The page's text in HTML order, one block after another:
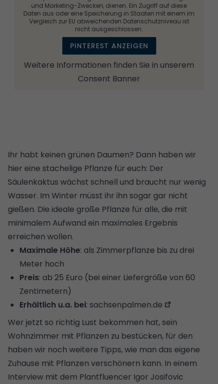
und Marketing-Zwecken, dienen. Ein Zugriff auf diese
Daten aus oder eine Speicherung in Staaten mit einem im
Vergleich zur EU abweichenden Datenschutzniveau ist
nicht ausgeschlossen.
PINTEREST ANZEIGEN
Weitere Informationen finden Sie in unserem
Consent Banner
Ihr habt keinen grünen Daumen? Dann haben wir
hier eine stachelige Pflanze für euch: Der
Säulenkaktus wächst schnell und braucht nur wenig
Wasser. Im Winter müsst ihr ihn sogar gar nicht
gießen. Die ideale große Pflanze für alle, die mit
minimalem Aufwand ein maximales Ergebnis
erreichen wollen.
Maximale Höhe: als Zimmerpflanze bis zu drei
Meter hoch
Preis: ab 25 Euro (bei einer Liefergröße von 60
Zentimetern)
Erhältlich u.a. bei: sachsenpalmen.de
Wer jetzt so richtig Lust bekommen hat, sein
Wohnzimmer mit Pflanzen zu bestücken, für den
haben wir noch weitere Tipps, wie man das eigene
Zuhause mit Pflanzen verschönern kann. In einem
Interview mit dem Plantfluencer Igor Josifovic